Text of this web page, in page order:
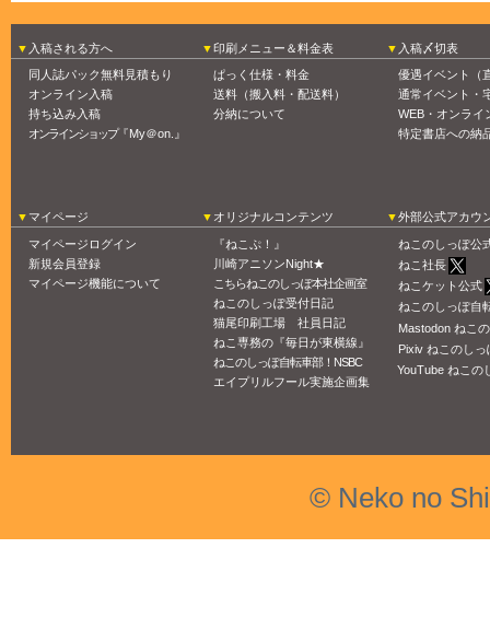
入稿される方へ
同人誌パック無料見積もり
オンライン入稿
持ち込み入稿
オンラインショップ『My＠on.』
印刷メニュー＆料金表
ぱっく仕様・料金
送料（搬入料・配送料）
分納について
入稿〆切表
優遇イベント（
通常イベント・
WEB・オンライ
特定書店への納
マイページ
マイページログイン
新規会員登録
マイページ機能について
オリジナルコンテンツ
『ねこぷ！』
川崎アニソンNight★
こちらねこのしっぽ本社企画室
ねこのしっぽ受付日記
猫尾印刷工場 社員日記
ねこ専務の『毎日が東横線』
ねこのしっぽ自転車部！NSBC
エイプリルフール実施企画集
外部公式アカウ
ねこのしっぽ公
ねこ社長
ねこケット公式
ねこのしっぽ自
Mastodon ねこ
Pixiv ねこのしっ
YouTube ねこの
© Neko no